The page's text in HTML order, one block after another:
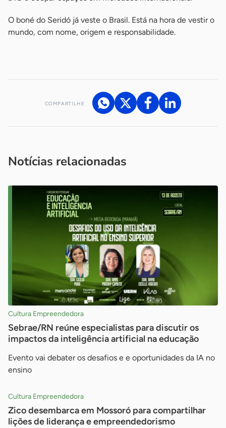
O boné do Seridó já veste o Brasil. Está na hora de vestir o
mundo, com nome, origem e responsabilidade.
COMPARTILHE
Notícias relacionadas
Cultura Empreendedora
Sebrae/RN reúne especialistas para discutir os
impactos da inteligência artificial na educação
Evento vai debater os desafios e e oportunidades da IA no
ensino
Cultura Empreendedora
Zico desembarca em Mossoró para compartilhar
lições de liderança e empreendedorismo